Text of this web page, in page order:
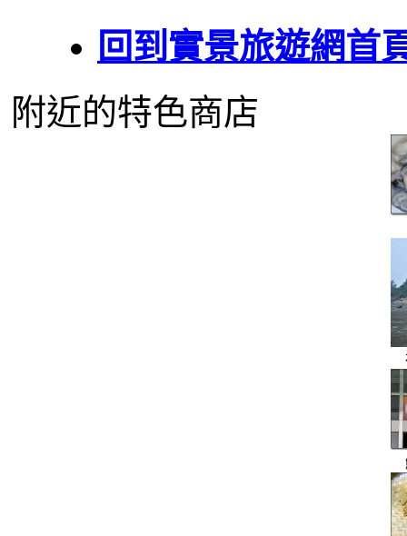
回到實景旅遊網首
附近的特色商店